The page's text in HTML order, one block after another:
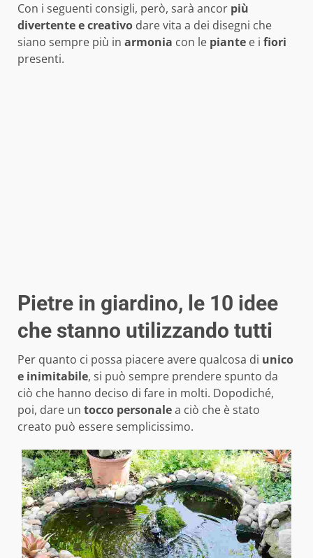
Con i seguenti consigli, però, sarà ancor più
divertente e creativo dare vita a dei disegni che
siano sempre più in armonia con le piante e i fiori
presenti.
Pietre in giardino, le 10 idee
che stanno utilizzando tutti
Per quanto ci possa piacere avere qualcosa di unico
e inimitabile, si può sempre prendere spunto da
ciò che hanno deciso di fare in molti. Dopodiché,
poi, dare un tocco personalea ciò che è stato
creato può essere semplicissimo.